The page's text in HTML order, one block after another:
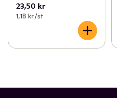
23,50 kr
1,18 kr /st